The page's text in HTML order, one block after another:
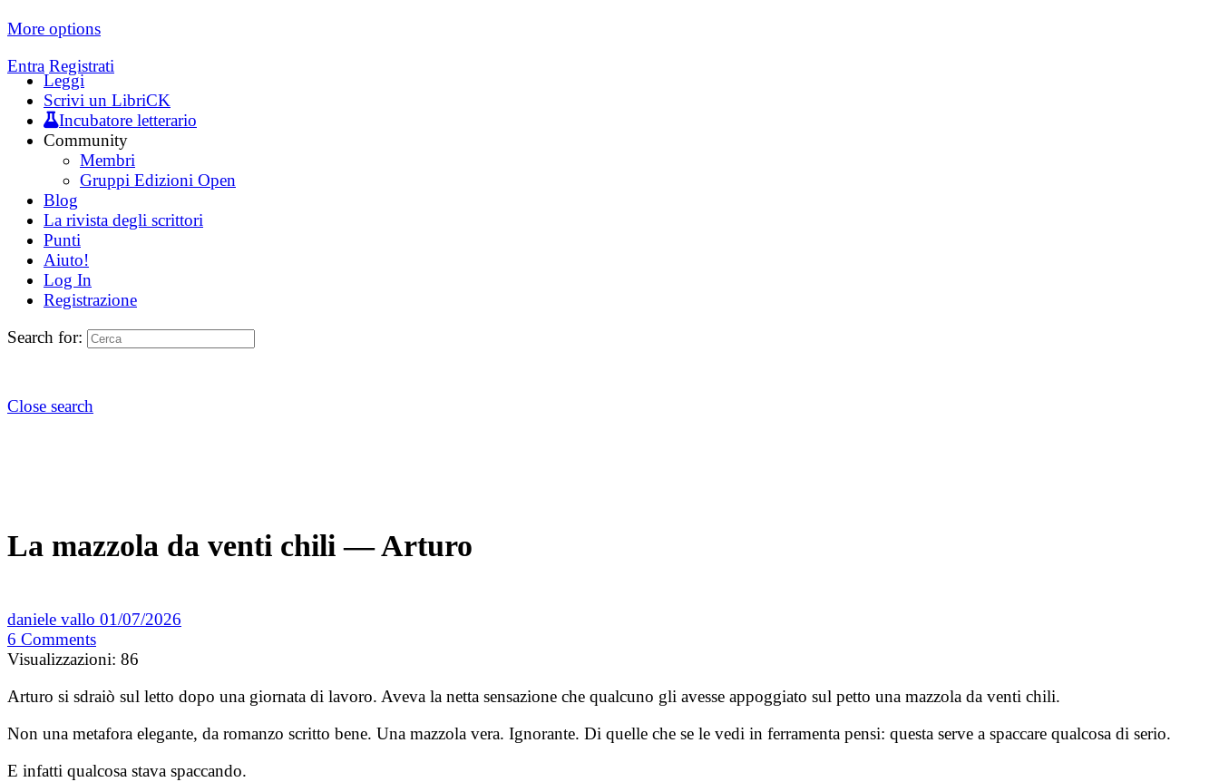
More options
Entra Registrati
Leggi
Scrivi un LibriCK
Incubatore letterario
Community
Membri
Gruppi Edizioni Open
Blog
La rivista degli scrittori
Punti
Aiuto!
Log In
Registrazione
Search for:
Close search
La mazzola da venti chili — Arturo
daniele vallo 01/07/2026
6 Comments
Visualizzazioni: 86
Arturo si sdraiò sul letto dopo una giornata di lavoro. Aveva la netta sensazione che qualcuno gli avesse appoggiato sul petto una mazzola da venti chili.
Non una metafora elegante, da romanzo scritto bene. Una mazzola vera. Ignorante. Di quelle che se le vedi in ferramenta pensi: questa serve a spaccare qualcosa di serio.
E infatti qualcosa stava spaccando.